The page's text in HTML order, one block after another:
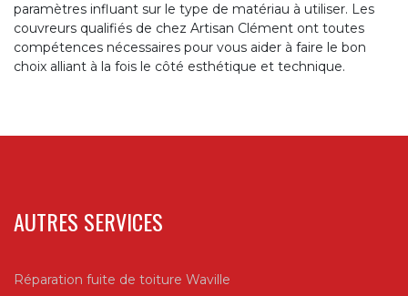
paramètres influant sur le type de matériau à utiliser. Les
couvreurs qualifiés de chez Artisan Clément ont toutes
compétences nécessaires pour vous aider à faire le bon
choix alliant à la fois le côté esthétique et technique.
AUTRES SERVICES
Réparation fuite de toiture Waville